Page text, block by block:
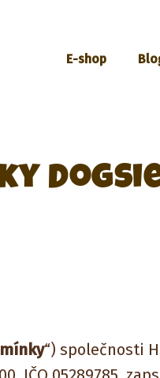
E-shop
“) společnosti